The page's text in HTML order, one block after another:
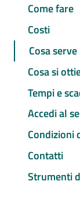
Come fare
Costi
Cosa serve
Cosa si
Tempi e
Accedi al
Condizioni
Contatti
Strumenti